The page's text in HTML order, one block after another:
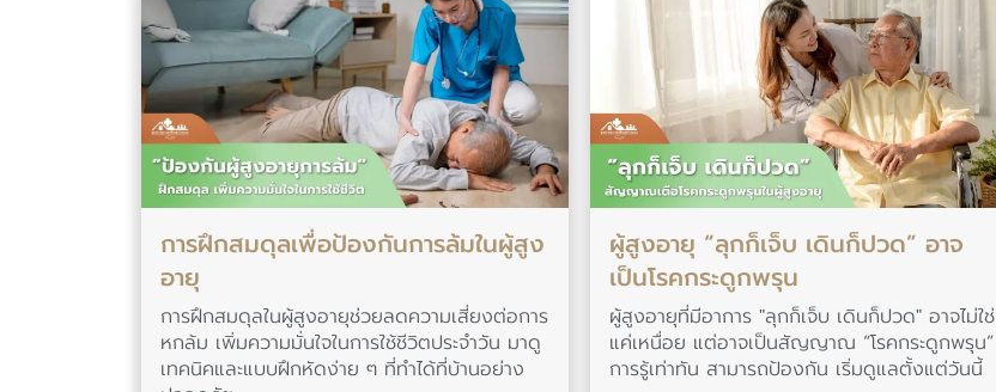
การฝึกสมดุลเพื่อป้องกันการล้มในผู้สูง
อายุ
การฝึกสมดุลในผู้สูงอายุช่วยลดความเสี่ยงต่อการ
หกล้ม เพิ่มความมั่นใจในการใช้ชีวิตประจำวัน มาดู
เทคนิคและแบบฝึกหัดง่าย ๆ ที่ทำได้ที่บ้านอย่าง
ผู้สูงอายุ “ลุกก็เจ็บ เดินก็ปวด” อาจ
เป็นโรคกระดูกพรุน
ผู้สูงอายุที่มีอาการ "ลุกก็เจ็บ เดินก็ปวด" อาจไม่ใช่
แค่เหนื่อย แต่อาจเป็นสัญญาณ “โรคกระดูกพรุน”
การรู้เท่าทัน สามารถป้องกัน เริ่มดูแลตั้งแต่วันนี้